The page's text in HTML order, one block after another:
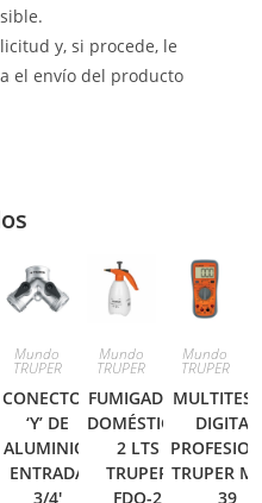
y, si procede, le
el envío del producto
Mundo
TRUPER
CONECTOR
‘Y’ DE
ALUMINIO,
ENTRADA
3/4′
Mundo
TRUPER
FUMIGADOR
DOMÉSTICO,
2 LTS
TRUPER
FDO-2
Mundo
TRUPER
DIGITAL
TRUPER
39